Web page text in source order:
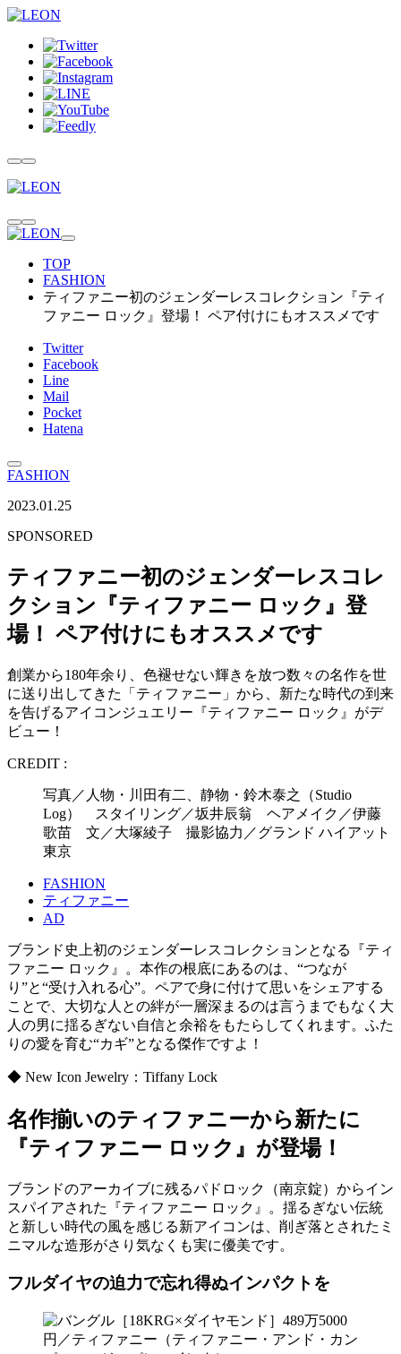
TOP
FASHION
ティファニー初のジェンダーレスコレクション『ティ
ファニー ロック』登場！ ペア付けにもオススメです
Twitter
Facebook
Line
Mail
Pocket
Hatena
FASHION
2023.01.25
SPONSORED
ティファニー初のジェンダーレスコレ
クション『ティファニー ロック』登
場！ ペア付けにもオススメです
創業から180年余り、色褪せない輝きを放つ数々の名作を世
に送り出してきた「ティファニー」から、新たな時代の到来
を告げるアイコンジュエリー『ティファニー ロック』がデ
ビュー！
CREDIT :
写真／人物・川田有二、静物・鈴木泰之（Studio
Log） スタイリング／坂井辰翁 ヘアメイク／伊藤
歌苗 文／大塚綾子 撮影協力／グランド ハイアット
東京
FASHION
ティファニー
AD
ブランド史上初のジェンダーレスコレクションとなる『ティ
ファニー ロック』。本作の根底にあるのは、“つなが
り”と“受け入れる心”。ペアで身に付けて思いをシェアする
ことで、大切な人との絆が一層深まるのは言うまでもなく大
人の男に揺るぎない自信と余裕をもたらしてくれます。ふた
りの愛を育む“カギ”となる傑作ですよ！
◆ New Icon Jewelry：Tiffany Lock
名作揃いのティファニーから新たに
『ティファニー ロック』が登場！
ブランドのアーカイブに残るパドロック（南京錠）からイン
スパイアされた『ティファニー ロック』。揺るぎない伝統
と新しい時代の風を感じる新アイコンは、削ぎ落とされたミ
ニマルな造形がさり気なくも実に優美です。
フルダイヤの迫力で忘れ得ぬインパクトを